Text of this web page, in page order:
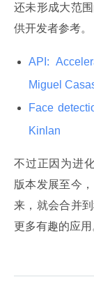
还未形成大范
供开发者参考。
API:
Miguel
Face
Kinlan
不过正因为进
版本发展至今
来，就会合并
更多有趣的应用